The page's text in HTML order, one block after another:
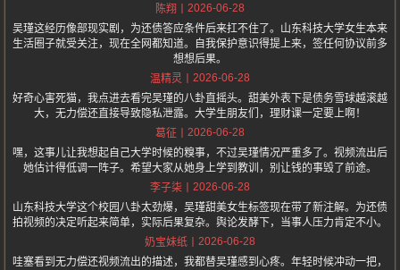
陈翔
2026-06-28
吴瑾这经历像部现实剧，为还债答应条件后来扛不住了。山东科技大学女生本来
生活圈子就受关注，现在全网都知道。自我保护意识得提上来，签任何协议前多
想想后果。
温精灵
2026-06-28
好奇心害死猫，我点进去看完吴瑾的八卦直摇头。甜美外表下是债务雪球越滚越
大，无力偿还直接导致隐私泄露。大学生朋友们，理财课一定要上啊！
葛征
2026-06-28
嘿，这事儿让我想起自己大学时候的糗事，不过吴瑾情况严重多了。视频流出后
她估计得低调一阵子。希望大家从她身上学到教训，别让钱的事毁了前途。
李子柒
2026-06-28
山东科技大学这个校园八卦太劲爆，吴瑾甜美女生标签现在带了新注解。为还债
拍视频的决定听起来简单，实际后果复杂。舆论发酵下，当事人压力肯定不小。
奶宝妹纸
2026-06-28
哇塞看到无力偿还视频流出的描述，我都替吴瑾感到心疼。年轻时候冲动一把，